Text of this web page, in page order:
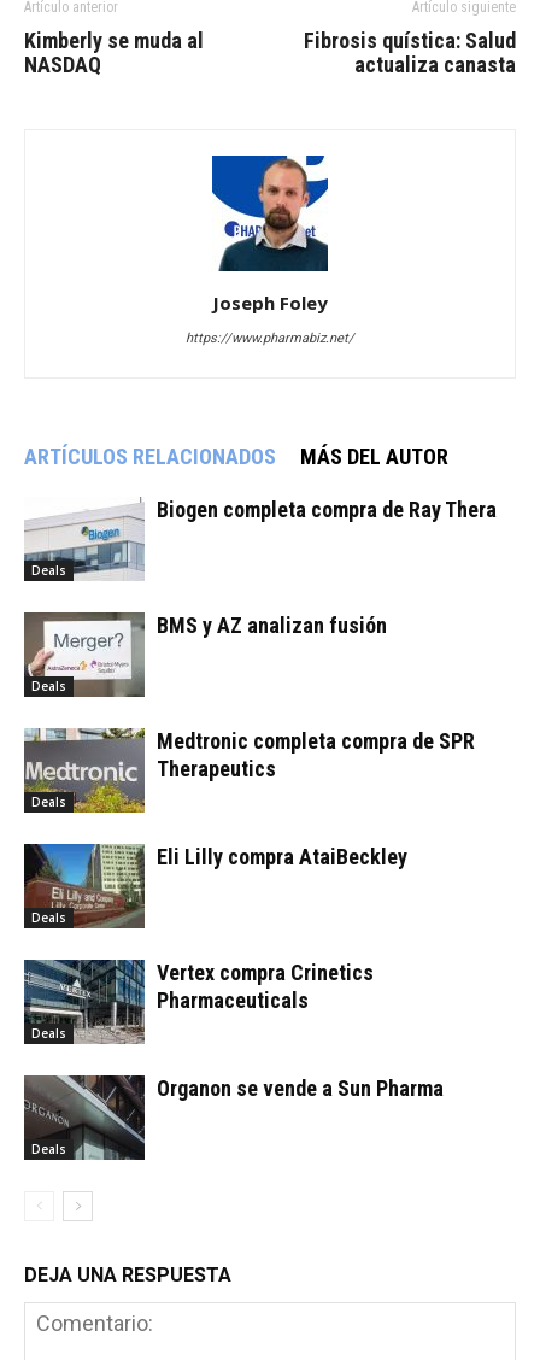
Artículo anterior
Kimberly se muda al
NASDAQ
Artículo siguiente
Fibrosis quística: Salud
actualiza canasta
Joseph Foley
https://www.pharmabiz.net/
ARTÍCULOS RELACIONADOS MÁS DEL AUTOR
Deals
Biogen completa compra de Ray Thera
Deals
BMS y AZ analizan fusión
Deals
Medtronic completa compra de SPR
Therapeutics
Deals
Eli Lilly compra AtaiBeckley
Deals
Vertex ‌compra ​Crinetics ​
Pharmaceuticals
Deals
Organon se vende a Sun Pharma
DEJA UNA RESPUESTA